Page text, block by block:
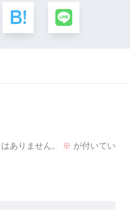
ありません。 ※ が付いてい